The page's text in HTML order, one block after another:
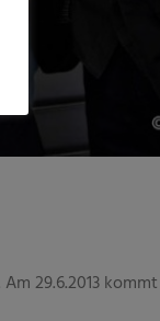
29.6.2013